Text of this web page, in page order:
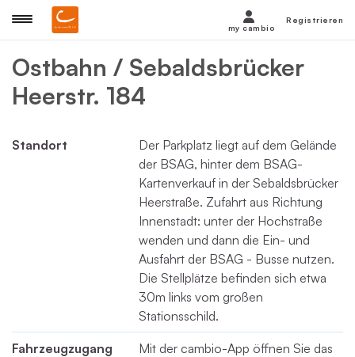
Ostbahn / Sebaldsbrücker
Heerstr. 184
Standort
Der Parkplatz liegt auf dem Gelände
der BSAG, hinter dem BSAG-
Kartenverkauf in der Sebaldsbrücker
Heerstraße. Zufahrt aus Richtung
Innenstadt: unter der Hochstraße
wenden und dann die Ein- und
Ausfahrt der BSAG - Busse nutzen.
Die Stellplätze befinden sich etwa
30m links vom großen
Stationsschild.
Fahrzeugzugang
Mit der cambio-App öffnen Sie das
my cambio
Registrieren